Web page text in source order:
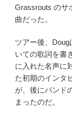
Grassrouts のサ
曲だった。
ツアー後、
いての歌詞を書
に入れた名声に
た初期のインタ
が、後にバンド
まったのだ。